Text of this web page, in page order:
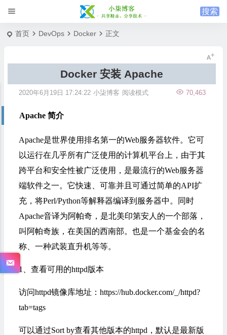
首页 DevOps Docker 正文
Docker 安装 Apache
2020年6月19日 17:24:22 小柒博客 70,463
阅读模式
Apache 简介
Apache是世界使用排名第一的Web服务器软件。它可
以运行在几乎所有广泛使用的计算机平台上，由于其
跨平台和安全性被广泛使用，是最流行的Web服务器
端软件之一。它快速、可靠并且可通过简单的API扩
充，将Perl/Python等解释器编译到服务器中。同时
Apache音译为阿帕奇，是北美印第安人的一个部落，
叫阿帕奇族，在美国的西南部。也是一个基金会的名
称、一种武装直升机等等。
1、查看可用的httpd版本
访问httpd镜像库地址： https://hub.docker.com/_/httpd?
tab=tags
可以通过Sort by查看其他版本的httpd，默认是最新版